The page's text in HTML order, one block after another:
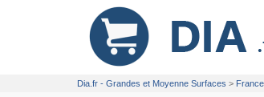
Dia.fr - Grandes et Moyenne Surfaces > France